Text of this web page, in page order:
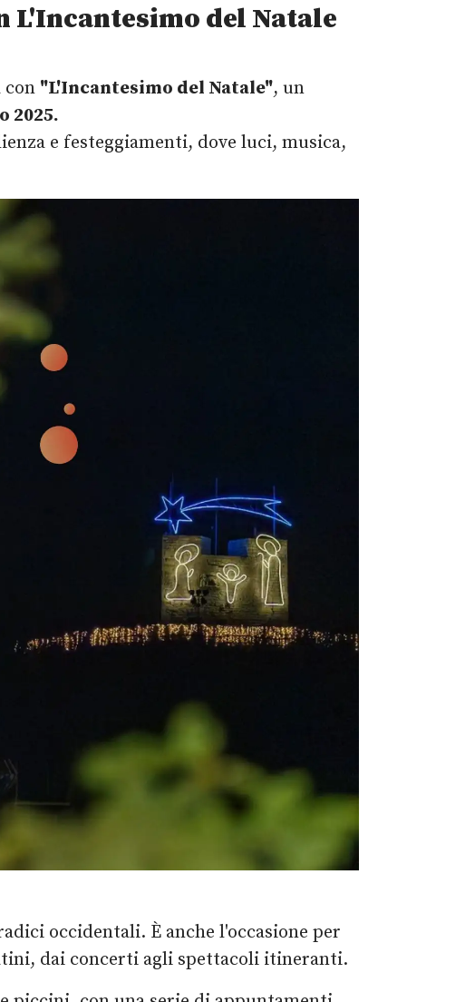
del Natale
con "L'Incantesimo del Natale", un
2025.
e festeggiamenti, dove luci, musica,
occidentali. È anche l'occasione per
dai concerti agli spettacoli itineranti.